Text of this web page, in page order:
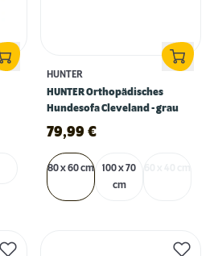
HUNTER
HUNTER Orthopädisches
Hundesofa Cleveland - grau
79,99 €
80 x 60 cm
100 x 70
cm